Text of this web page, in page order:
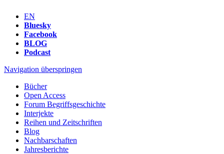
EN
Bluesky
Facebook
BLOG
Podcast
Navigation überspringen
Bücher
Open Access
Forum Begriffsgeschichte
Interjekte
Reihen und Zeitschriften
Blog
Nachbarschaften
Jahresberichte